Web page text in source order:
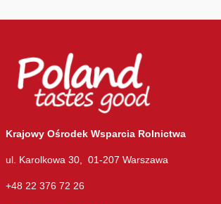
Krajowy Ośrodek Wsparcia Rolnictwa
ul. Karolkowa 30, 01-207 Warszawa
+48 22 376 72 26